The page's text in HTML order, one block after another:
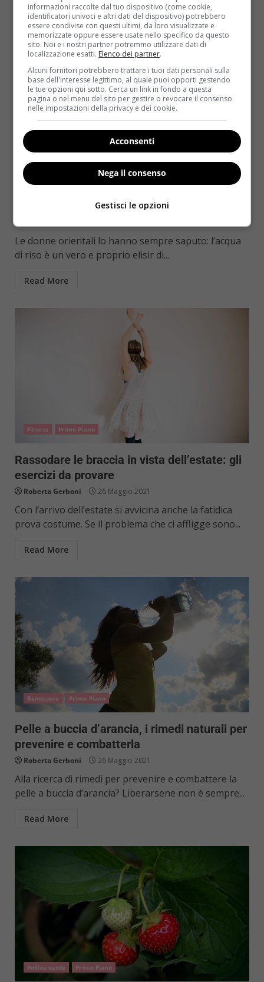
Read More
Fatti in casa Primo Piano
come ottenerla e usarla
Le donne orientali lo hanno sempre saputo: l’acqua
di riso è un vero e proprio elisir di...
Read More
Fitness Primo Piano
Rassodare le braccia in vista dell’estate: gli
esercizi da provare
Roberta Gerboni 26 Maggio 2021
Con l’arrivo dell’estate si avvicina anche la fatidica
prova costume. Se il problema che ci affligge sono...
Read More
Benessere Primo Piano
Pelle a buccia d’arancia, i rimedi naturali per
prevenire e combatterla
Roberta Gerboni 26 Maggio 2021
Alla ricerca di rimedi per prevenire e combattere la
pelle a buccia d’arancia? Liberarsene non è sempre...
Read More
Pollice verde Primo Piano
informazioni raccolte dal tuo dispositivo (come cookie,
identificatori univoci e altri dati del dispositivo) potrebbero
essere condivise con questi ultimi, da loro visualizzate e
memorizzate oppure essere usate nello specifico da questo
sito. Noi e i nostri partner potremmo utilizzare dati di
localizzazione esatti. Elenco dei partner.
Alcuni fornitori potrebbero trattare i tuoi dati personali sulla
base dell'interesse legittimo, al quale puoi opporti gestendo
le tue opzioni qui sotto. Cerca un link in fondo a questa
pagina o nel menu del sito per gestire o revocare il consenso
nelle impostazioni della privacy e dei cookie.
Acconsenti
Nega il consenso
Gestisci le opzioni